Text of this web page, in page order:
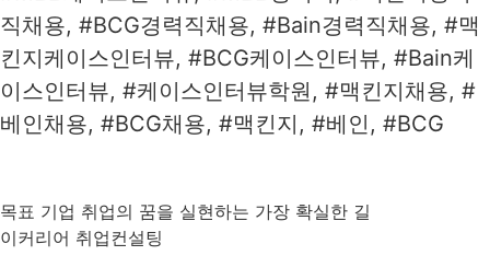
직채용, #BCG경력직채용, #Bain경력직채용, #맥
킨지케이스인터뷰, #BCG케이스인터뷰, #Bain케
이스인터뷰, #케이스인터뷰학원, #맥킨지채용, #
베인채용, #BCG채용, #맥킨지, #베인, #BCG
목표 기업 취업의 꿈을 실현하는 가장 확실한 길
이커리어 취업컨설팅